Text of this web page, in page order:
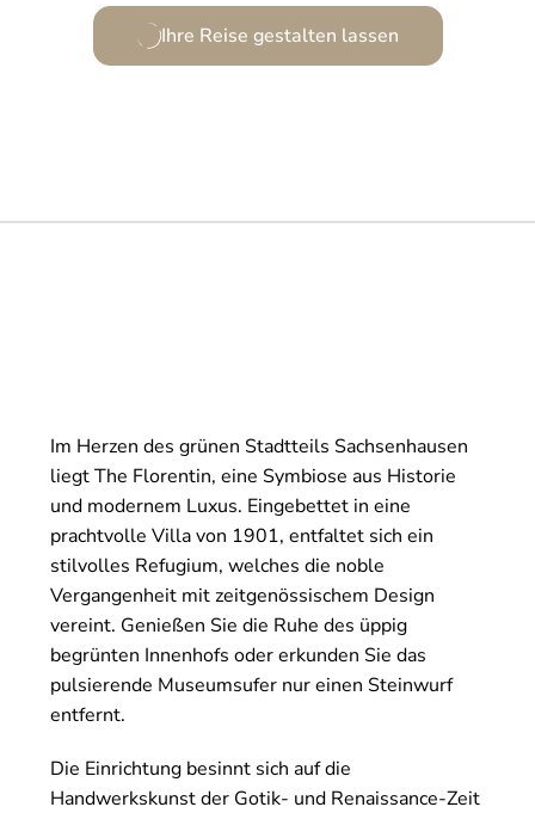
Ihre Reise gestalten lassen
Im Herzen des grünen Stadtteils Sachsenhausen
liegt The Florentin, eine Symbiose aus Historie
und modernem Luxus. Eingebettet in eine
prachtvolle Villa von 1901, entfaltet sich ein
stilvolles Refugium, welches die noble
Vergangenheit mit zeitgenössischem Design
vereint. Genießen Sie die Ruhe des üppig
begrünten Innenhofs oder erkunden Sie das
pulsierende Museumsufer nur einen Steinwurf
entfernt.
Die Einrichtung besinnt sich auf die
Handwerkskunst der Gotik- und Renaissance-Zeit